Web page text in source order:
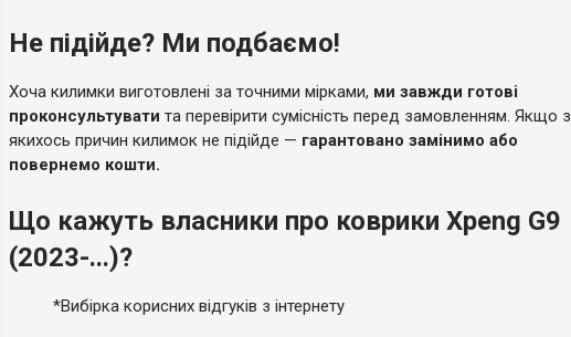
Не підійде? Ми подбаємо!
Хоча килимки виготовлені за точними мірками, ми завжди готові
проконсультувати та перевірити сумісність перед замовленням. Якщо з
якихось причин килимок не підійде — гарантовано замінимо або
повернемо кошти.
Що кажуть власники про коврики Xpeng G9
(2023-...)?
*Вибірка корисних відгуків з інтернету